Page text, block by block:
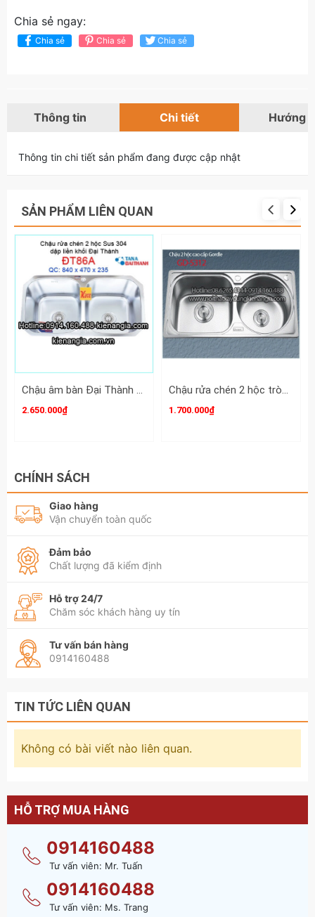
Chia sẻ ngay:
Chia sẻ Chia sẻ Chia sẻ
Thông tin Chi tiết Hướng
Thông tin chi tiết sản phẩm đang được cập nhật
SẢN PHẨM LIÊN QUAN
Chậu âm bàn Đại Thành sus304 liền khối ĐT86A
2.650.000₫
Chậu rửa chén 2 hộc tròn GORDLE GD5312
1.700.000₫
CHÍNH SÁCH
Giao hàng
Vận chuyển toàn quốc
Đảm bảo
Chất lượng đã kiểm định
Hỗ trợ 24/7
Chăm sóc khách hàng uy tín
Tư vấn bán hàng
0914160488
TIN TỨC LIÊN QUAN
Không có bài viết nào liên quan.
HỖ TRỢ MUA HÀNG
0914160488
Tư vấn viên: Mr. Tuấn
0914160488
Tư vấn viên: Ms. Trang